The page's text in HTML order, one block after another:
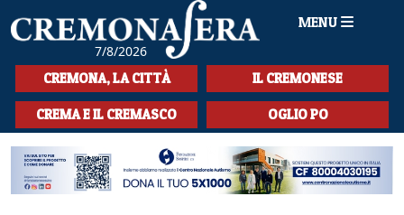
7/8/2026
MENU
HOME
CRONACA
SPORT
LA MUSICA
CREMONA, LA CITTÀ IL CREMONESE
CREMA E IL CREMASCO OGLIO PO